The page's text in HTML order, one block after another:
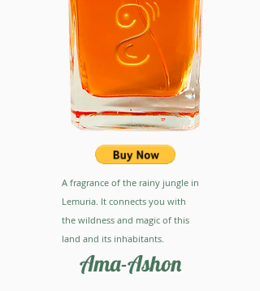
A fragrance of the rainy jungle in
Lemuria. It connects you with
the wildness and magic of this
land and its inhabitants.
Ama-Ashon